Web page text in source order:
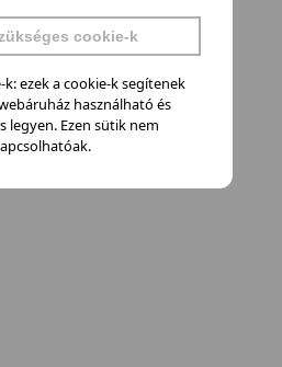
cookie-k
k: ezek a cookie-k segítenek
használható és
legyen. Ezen sütik nem